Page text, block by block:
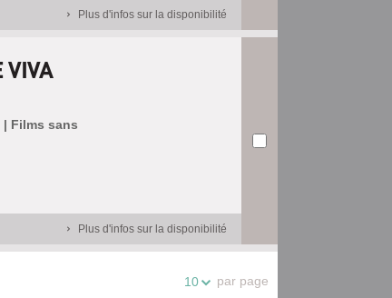
Plus d'infos sur la disponibilité
VIVA
Films sans
Plus d'infos sur la disponibilité
10 par page